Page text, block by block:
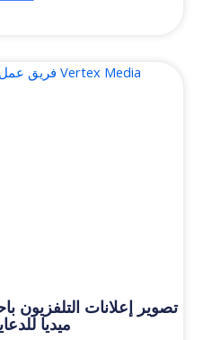
تصوير إعلانات التلفزيون
ميديا